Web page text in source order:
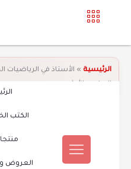
الرئيسية » الأستاذ في الرياضيات
الكتب
العروض